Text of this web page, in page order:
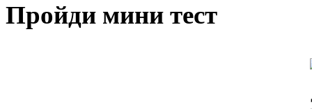
Пройди мини тест